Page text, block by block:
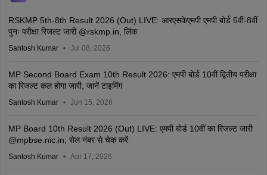
RSKMP 5th-8th Result 2026 (Out) LIVE: आरएसकेएमपी एमपी बोर्ड 5वीं-8वीं
पुनः परीक्षा रिजल्ट जारी @rskmp.in, लिंक
Santosh Kumar Jul 08, 2026
MP Second Board Exam 10th Result 2026: एमपी बोर्ड 10वीं द्वितीय परीक्षा
का रिजल्ट कल होगा जारी, जानें टाइमिंग
Santosh Kumar Jun 15, 2026
MP Board 10th Result 2026 (Out) LIVE: एमपी बोर्ड 10वीं का रिजल्ट जारी
@mpbse.nic.in; रोल नंबर से चेक करें
Santosh Kumar Apr 17, 2026